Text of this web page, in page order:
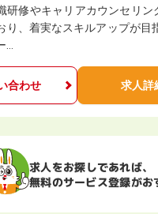
研修やキャリアカウンセリン
り、着実なスキルアップが目
合わせ 求人詳
求人をお探しであれば、
無料のサービス登録がお